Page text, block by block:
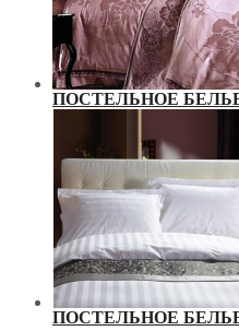
ПОСТЕЛЬНОЕ
ПОСТЕЛЬНОЕ